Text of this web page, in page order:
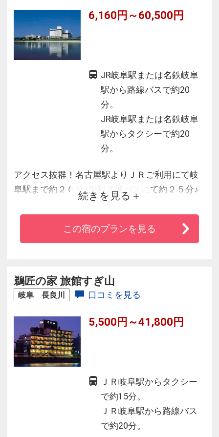
と自然豊かな金華山が望めます6,160円～60,500円
JR岐阜駅または名鉄岐阜
駅から路線バスで約20
分。
JR岐阜駅または名鉄岐阜
駅からタクシーで約20
分。
アクセス抜群！名古屋駅よりＪＲご利用にて岐
阜駅まで約２０分♪無料送迎バスにて約２５分♪
※岐阜バスご利用の場合、ＪＲ岐阜駅・名鉄岐
阜駅より加野団地線三輪釈迦・岩井山かさ神行
２０分 長良川温泉下車徒歩約２分
場の北京料理が味わえる華川、更に日本料理や
炉端焼などお楽しみ頂けます。
続きを見る
この宿のプランを見る
鵜匠の家 旅館すぎ山
岐阜 長良川 口コミを見る
5,500円～41,800円
ＪＲ岐阜駅からタクシー
で約15分。
ＪＲ岐阜駅から路線バス
で約20分。